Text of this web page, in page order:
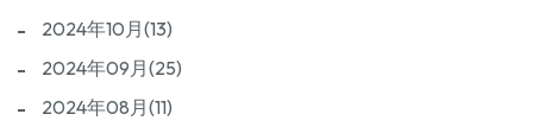
2024年10月(13)
2024年09月(25)
2024年08月(11)